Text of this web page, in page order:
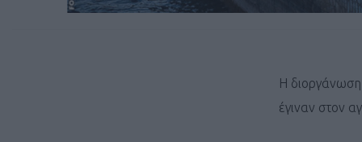
Η
έγιναν στον